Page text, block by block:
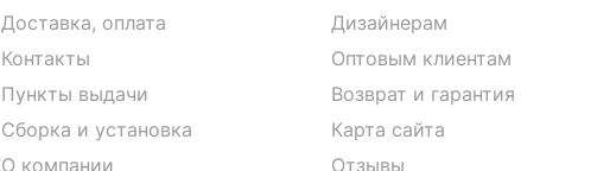
Доставка, оплата
Контакты
Пункты выдачи
Сборка и установка
О компании
Дизайнерам
Оптовым клиентам
Возврат и гарантия
Карта сайта
Отзывы